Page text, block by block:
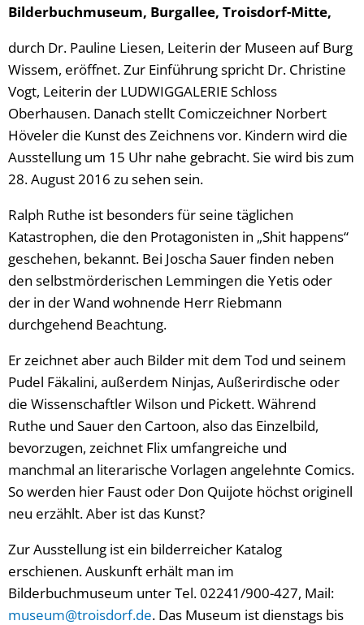
Bilderbuchmuseum, Burgallee, Troisdorf-Mitte,
durch Dr. Pauline Liesen, Leiterin der Museen auf Burg
Wissem, eröffnet. Zur Einführung spricht Dr. Christine
Vogt, Leiterin der LUDWIGGALERIE Schloss
Oberhausen. Danach stellt Comiczeichner Norbert
Höveler die Kunst des Zeichnens vor. Kindern wird die
Ausstellung um 15 Uhr nahe gebracht. Sie wird bis zum
28. August 2016 zu sehen sein.
Ralph Ruthe ist besonders für seine täglichen
Katastrophen, die den Protagonisten in „Shit happens“
geschehen, bekannt. Bei Joscha Sauer finden neben
den selbstmörderischen Lemmingen die Yetis oder
der in der Wand wohnende Herr Riebmann
durchgehend Beachtung.
Er zeichnet aber auch Bilder mit dem Tod und seinem
Pudel Fäkalini, außerdem Ninjas, Außerirdische oder
die Wissenschaftler Wilson und Pickett. Während
Ruthe und Sauer den Cartoon, also das Einzelbild,
bevorzugen, zeichnet Flix umfangreiche und
manchmal an literarische Vorlagen angelehnte Comics.
So werden hier Faust oder Don Quijote höchst originell
neu erzählt. Aber ist das Kunst?
Zur Ausstellung ist ein bilderreicher Katalog
erschienen. Auskunft erhält man im
Bilderbuchmuseum unter Tel. 02241/900-427, Mail:
museum@troisdorf.de. Das Museum ist dienstags bis